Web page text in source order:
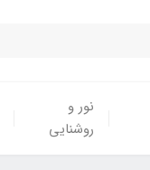
نور و
روشنایی